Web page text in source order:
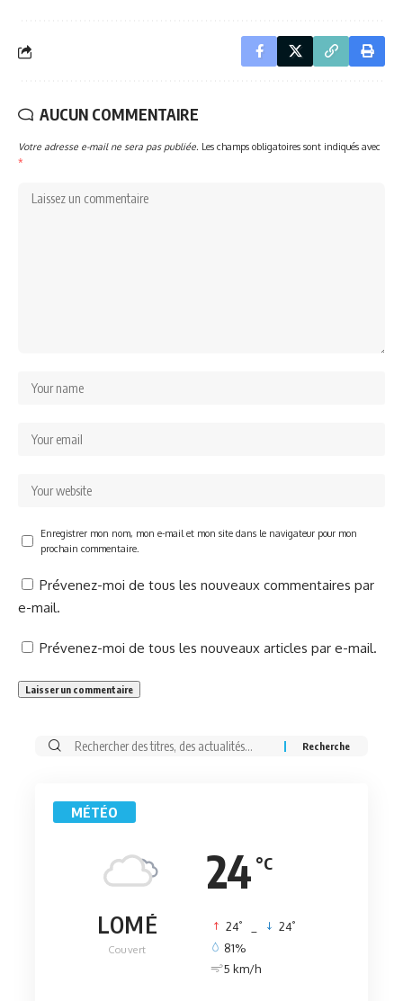
AUCUN COMMENTAIRE
Votre adresse e-mail ne sera pas publiée. Les champs obligatoires sont indiqués avec
*
Enregistrer mon nom, mon e-mail et mon site dans le navigateur pour mon
prochain commentaire.
Prévenez-moi de tous les nouveaux commentaires par
e-mail.
Prévenez-moi de tous les nouveaux articles par e-mail.
Rechercher:
MÉTÉO
24 °C
LOMÉ
Couvert
24° 24°
81%
5 km/h